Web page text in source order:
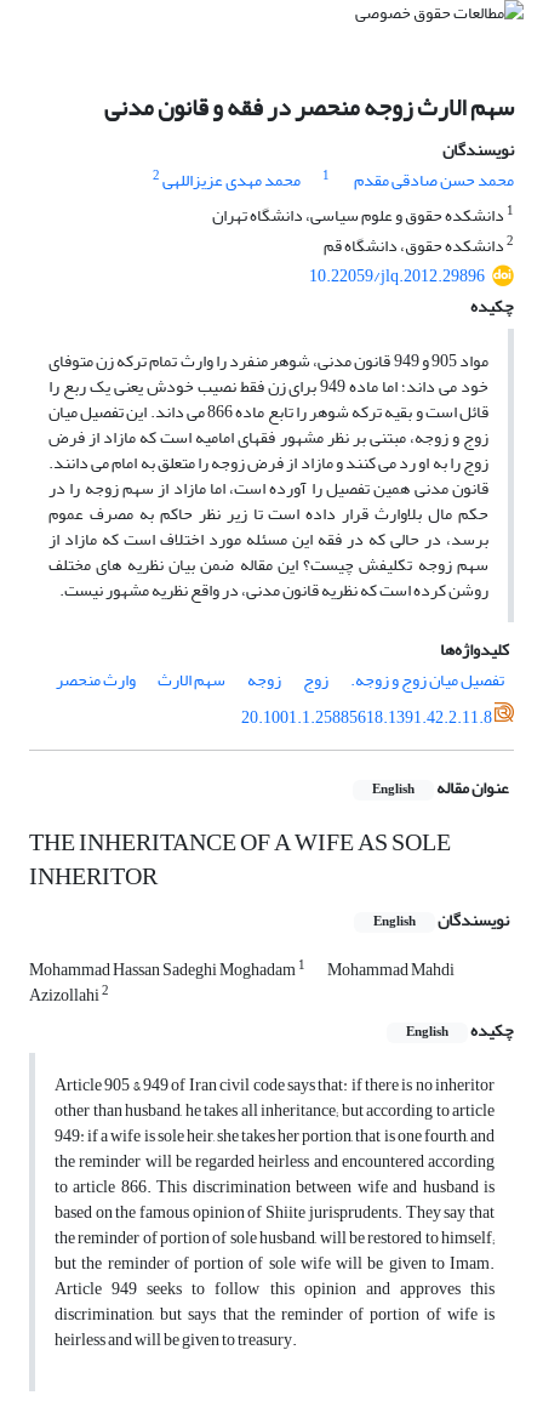
سهم الارث زوجه منحصر در فقه و قانون مدنی
نویسندگان
محمد حسن صادقی مقدم
1 محمد مهدی عزیزاللهی2
1 دانشکده حقوق و علوم سیاسی، دانشگاه تهران
2دانشکده حقوق، دانشگاه قم
10.22059/jlq.2012.29896
چکیده
مواد 905 و 949 قانون مدنی، شوهر منفرد را وارث تمام ترکه زن متوفای
خود می داند؛ اما ماده 949 برای زن فقط نصیب خودش یعنی یک ربع را
قائل است و بقیه ترکه شوهر را تابع ماده 866 می داند. این تفصیل میان
زوج و زوجه، مبتنی بر نظر مشهور فقهای امامیه است که مازاد از فرض
زوج را به او رد می کنند و مازاد از فرض زوجه را متعلق به امام می دانند.
قانون مدنی همین تفصیل را آورده است، اما مازاد از سهم زوجه را در
حکم مال بلاوارث قرار داده است تا زیر نظر حاکم به مصرف عموم
برسد، در حالی که در فقه این مسئله مورد اختلاف است که مازاد از
سهم زوجه تکلیفش چیست؟ این مقاله ضمن بیان نظریه های مختلف
روشن کرده است که نظریه قانون مدنی، در واقع نظریه مشهور نیست.
کلیدواژه‌ها
تفصیل میان زوج و زوجه.
زوج زوجه سهم الارث
وارث منحصر
20.1001.1.25885618.1391.42.2.11.8
عنوان مقاله English
THE INHERITANCE OF A WIFE AS SOLE
INHERITOR
نویسندگان English
Mohammad Hassan Sadeghi Moghadam1 Mohammad Mahdi
Azizollahi2
چکیده English
Article 905 & 949 of Iran civil code says that: if there is no inheritor
other than husband, he takes all inheritance; but according to article
949: if a wife is sole heir, she takes her portion, that is one fourth, and
the reminder will be regarded heirless and encountered according
to article 866. This discrimination between wife and husband is
based on the famous opinion of Shiite jurisprudents. They say that
the reminder of portion of sole husband, will be restored to himself;
but the reminder of portion of sole wife will be given to Imam.
Article 949 seeks to follow this opinion and approves this
discrimination, but says that the reminder of portion of wife is
heirless and will be given to treasury.